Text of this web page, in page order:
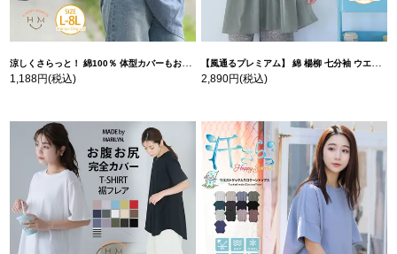
涼しくさらっと！ 綿100％ 体型カバーもお洒落も叶える 風合いコットン ゆるシルエット ドルマン | 大きいサイズの通販ならハッピーマリリン
1,188円(税込)
【風通るプレミアム】 綿 楊柳 七分袖 ウエストギャザー ブラウス | 大きいサイズの通販ならハッピーマリリン
2,890円(税込)